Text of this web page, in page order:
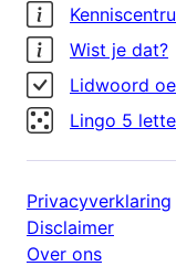
Wist je dat?
Lidwoord
Lingo 5
Privacyverklaring
Disclaimer
Over ons